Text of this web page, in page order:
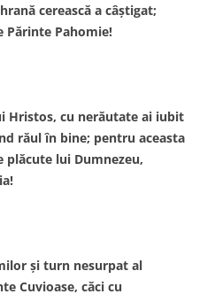
cerească a câştigat;
Părinte Pahomie!
Hristos, cu nerăutate ai iubit
răul în bine; pentru aceasta
lui Dumnezeu,
şi turn nesurpat al
Cuvioase, căci cu